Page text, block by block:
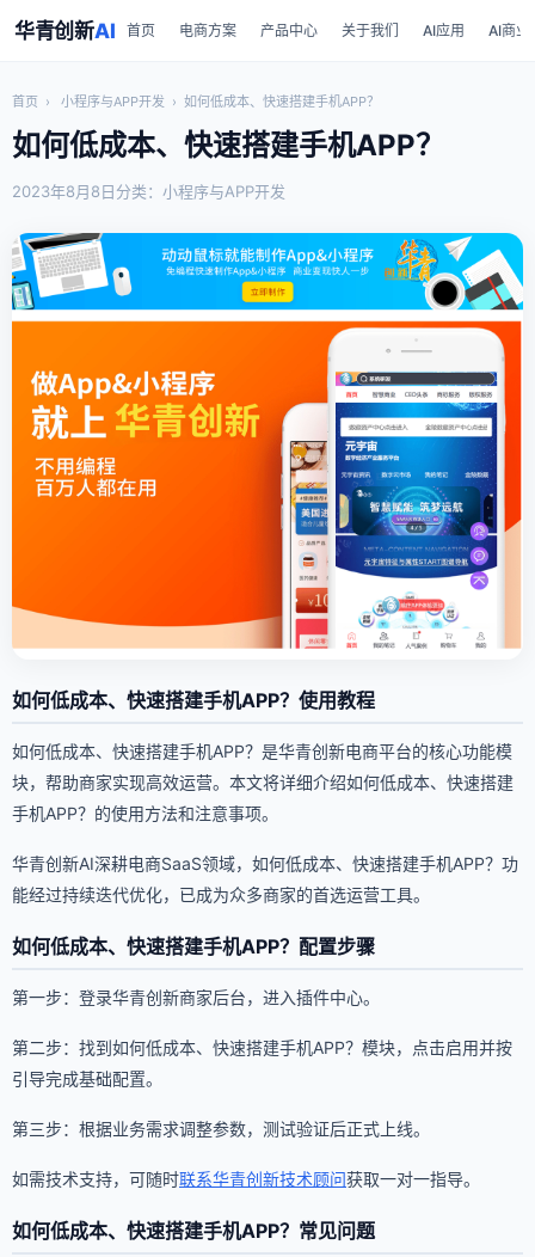
华青创新AI 首页 电商方案 产品中心 关于我们 AI应用 AI商业
首页 › 小程序与APP开发 › 如何低成本、快速搭建手机APP？
如何低成本、快速搭建手机APP？
2023年8月8日分类：小程序与APP开发
如何低成本、快速搭建手机APP？使用教程
如何低成本、快速搭建手机APP？是华青创新电商平台的核心功能模
块，帮助商家实现高效运营。本文将详细介绍如何低成本、快速搭建
手机APP？的使用方法和注意事项。
华青创新AI深耕电商SaaS领域，如何低成本、快速搭建手机APP？功
能经过持续迭代优化，已成为众多商家的首选运营工具。
如何低成本、快速搭建手机APP？配置步骤
第一步：登录华青创新商家后台，进入插件中心。
第二步：找到如何低成本、快速搭建手机APP？模块，点击启用并按
引导完成基础配置。
第三步：根据业务需求调整参数，测试验证后正式上线。
如需技术支持，可随时联系华青创新技术顾问获取一对一指导。
如何低成本、快速搭建手机APP？常见问题